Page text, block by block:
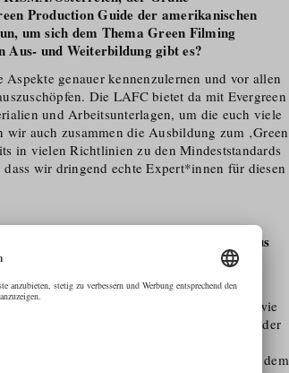
Production Guide der amerikanischen
um sich dem Thema Green Filming
Aus- und Weiterbildung gibt es?
genauer kennenzulernen und vor allen
Die LAFC bietet da mit Evergreen
und Arbeitsun­terlagen, um die euch viele
auch zusammen die Ausbildung zum ‚Green
in vielen Richtlinien zu den Mindeststandards
wir dringend echte Expert*innen für diesen
aber auch Wirtschaftstreibenden aus
im Bereich Green Filming
wie Amazon und Netflix haben begriffen, wie
der absoluten Top-Themen werden, denn der
Fachleute – und das nicht nur beim Film.
in jedem Fall ein tolles Sprungbrett, von dem